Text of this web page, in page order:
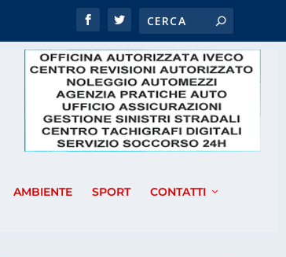
AMBIENTE SPORT CONTATTI